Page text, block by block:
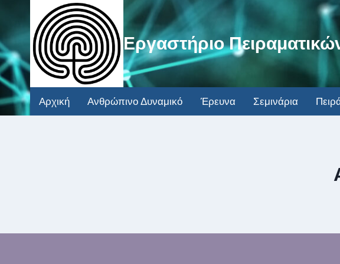
Εργαστήριο
Αρχική Ανθρώπινο Δυναμικό Έρευνα Σεμινάρια